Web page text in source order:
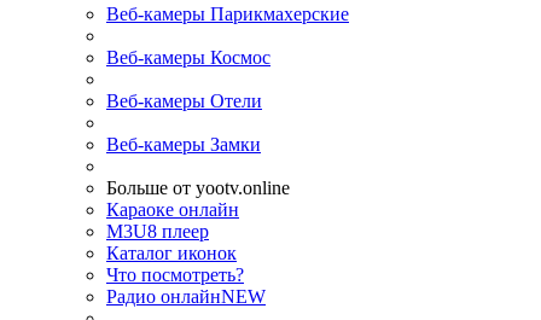
Веб-камеры Парикмахерские
Веб-камеры Космос
Веб-камеры Отели
Веб-камеры Замки
Больше от yootv.online
Караоке онлайн
M3U8 плеер
Каталог иконок
Что посмотреть?
Радио онлайнNEW